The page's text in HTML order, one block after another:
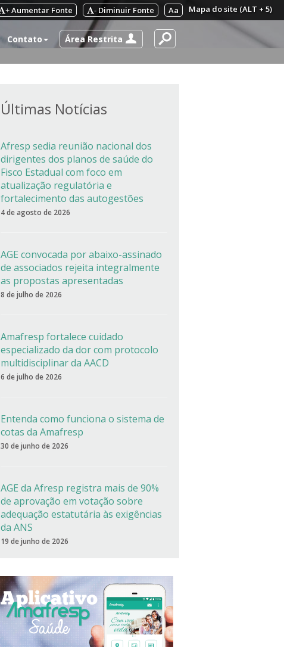
Mapa do site (ALT + 5)
Aa
- Diminuir Fonte
+ Aumentar Fonte
Contato Área Restrita
Últimas Notícias
Afresp sedia reunião nacional dos
dirigentes dos planos de saúde do
Fisco Estadual com foco em
atualização regulatória e
fortalecimento das autogestões
4 de agosto de 2026
AGE convocada por abaixo-assinado
de associados rejeita integralmente
as propostas apresentadas
8 de julho de 2026
Amafresp fortalece cuidado
especializado da dor com protocolo
multidisciplinar da AACD
6 de julho de 2026
Entenda como funciona o sistema de
cotas da Amafresp
30 de junho de 2026
AGE da Afresp registra mais de 90%
de aprovação em votação sobre
adequação estatutária às exigências
da ANS
19 de junho de 2026